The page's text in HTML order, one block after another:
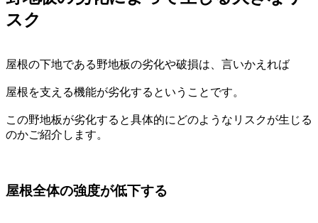
スク
屋根の下地である野地板の劣化や破損は、言いかえれば
屋根を支える機能が劣化するということです。
この野地板が劣化すると具体的にどのようなリスクが生じる
のかご紹介します。
屋根全体の強度が低下する